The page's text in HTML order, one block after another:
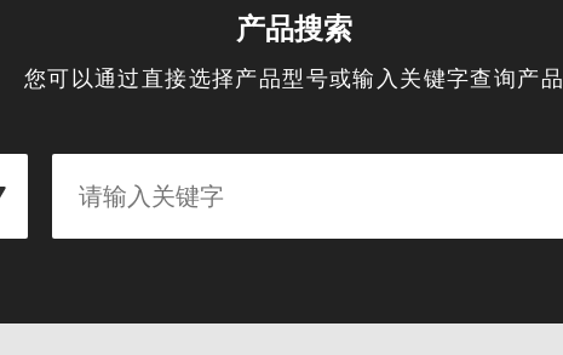
产品搜索
您可以通过直接选择产品型号或输入关键字查询产品